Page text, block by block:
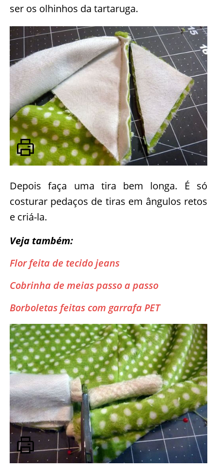
ser os olhinhos da tartaruga.
Depois faça uma tira bem longa. É só
costurar pedaços de tiras em ângulos retos
e criá-la.
Veja também:
Flor feita de tecido jeans
Cobrinha de meias passo a passo
Borboletas feitas com garrafa PET